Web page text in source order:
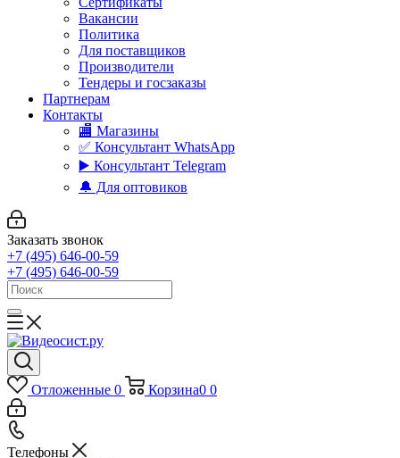
Вакансии
Политика
Для поставщиков
Производители
Тендеры и госзаказы
Партнерам
Контакты
🏬 Магазины
✅️ Консультант WhatsApp
▶️ Консультант Telegram
🔔 Для оптовиков
Заказать звонок
+7 (495) 646-00-59
+7 (495) 646-00-59
Отложенные 0 Корзина0 0
Телефоны